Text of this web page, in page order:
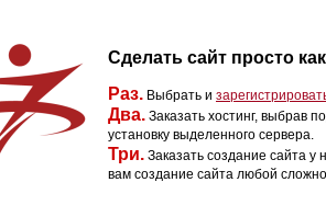
Сделать сайт просто как
Раз. Выбрать и
Два. Заказать хостинг, выбрав
установку выделенного сервера.
Три. Заказать создание сайта
вам создание сайта любой